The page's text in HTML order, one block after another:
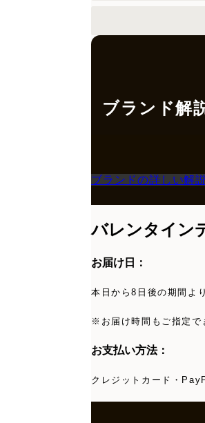
ブランド解
ブランドの詳しい解説
バレンタイン
お届け日：
本日から8日後の期間よ
※お届け時間もご指定で
お支払い方法：
クレジットカード・